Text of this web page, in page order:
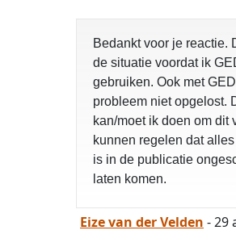
Bedankt voor je reactie.
de situatie voordat ik
gebruiken. Ook met
probleem niet opgelost.
kan/moet ik doen om dit
kunnen regelen dat
is in de publicatie
laten komen.
Eize van der Velden - 29